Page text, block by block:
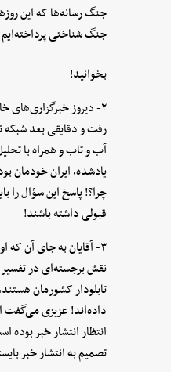
جنگ رسانه‌ها که این
جنگ شناختی
بخوانید!
۲- دیروز خبرگزاری‌های
رفت و دقایقی بعد شبکه
آب و تاب و همراه با
یادشده، ایران خودمان
چرا؟! پاسخ این سؤال
قبولی داشته باشند!
۳- آقایان به جای آن که
نقش برجسته‌ای در تفسیر
تابلودار کشورمان
داده‌اند! عزیزی می‌گفت
انتظار انتشار خبر
تصمیم به انتشار خبر